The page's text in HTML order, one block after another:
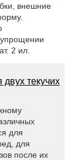
внешние
упрощении
2 ил.
текучих
для
для
после их